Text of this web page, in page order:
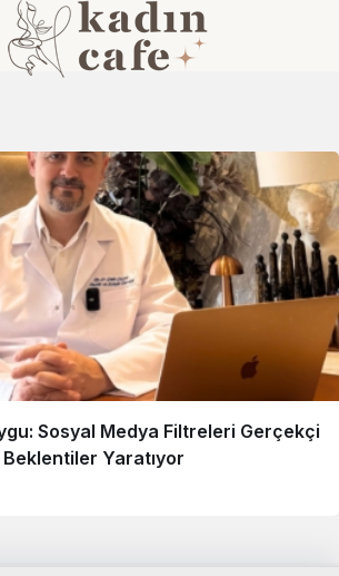
cerrahi
Haberleri
Sosyal Medya Filtreleri Gerçekçi
Yaratıyor